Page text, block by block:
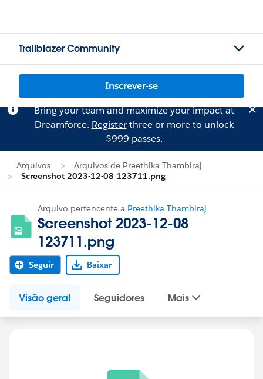
Trailblazer Community
Inscrever-se
Bring your team and maximize your impact at
Dreamforce. Registerthree or more to unlock
$999 passes.
Arquivos
Arquivos de Preethika Thambiraj
Screenshot 2023-12-08 123711.png
Arquivo pertencente a Preethika Thambiraj
Screenshot 2023-12-08
123711.png
Seguir Baixar
Visão geral Seguidores Mais